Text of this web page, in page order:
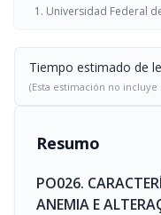
Universidad Federal
Tiempo estimado de
(Esta estimación no
Resumo
PO026.
ANEMIA E